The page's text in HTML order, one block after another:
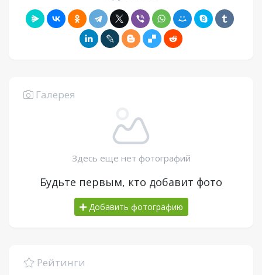
Галерея
Здесь еще нет фотографий
Будьте первым, кто добавит фото
Добавить фотографию
Рейтинги